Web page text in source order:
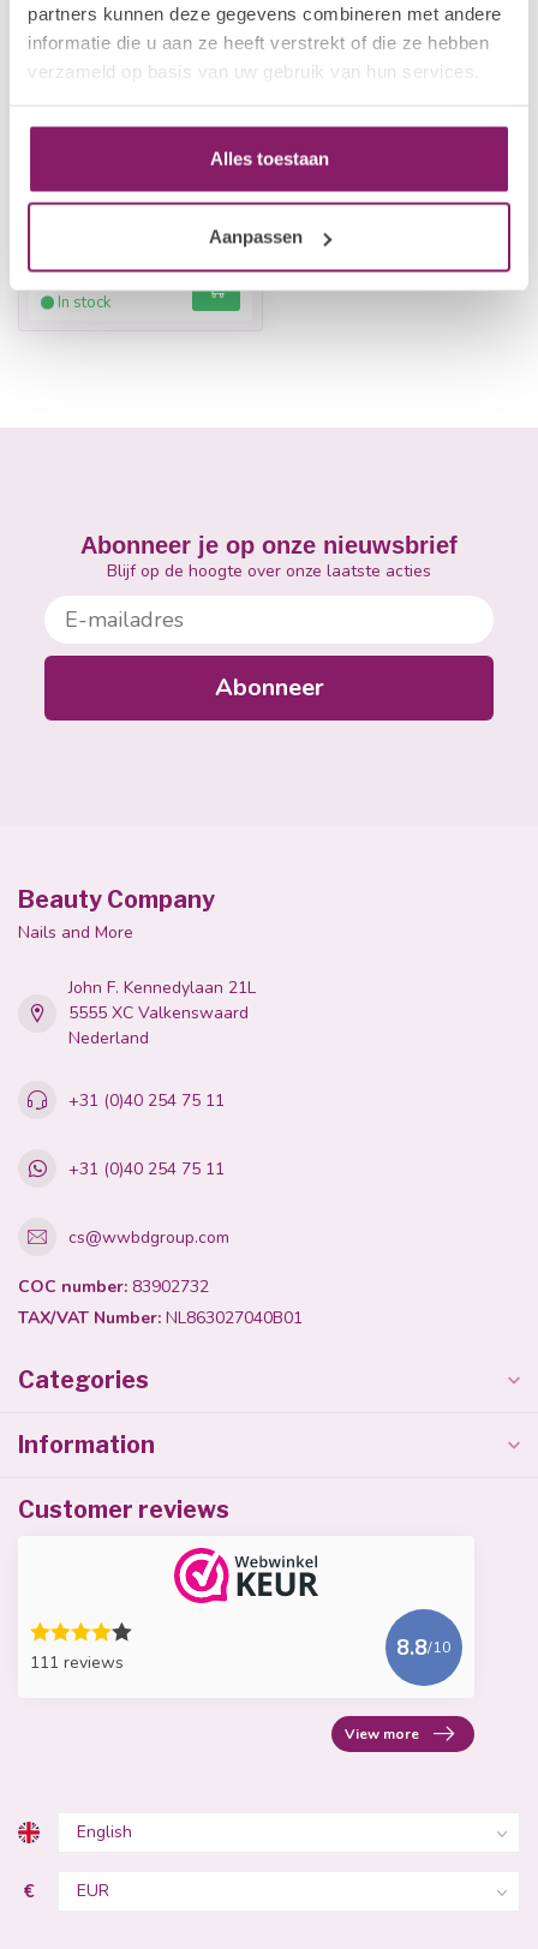
partners kunnen deze gegevens combineren met andere
informatie die u aan ze heeft verstrekt of die ze hebben
verzameld op basis van uw gebruik van hun services.
Alles toestaan
Aanpassen
ELIM
€19,97
In stock
Abonneer je op onze nieuwsbrief
Blijf op de hoogte over onze laatste acties
E-mailadres
Abonneer
Beauty Company
Nails and More
John F. Kennedylaan 21L
5555 XC Valkenswaard
Nederland
+31 (0)40 254 75 11
+31 (0)40 254 75 11
cs@wwbdgroup.com
COC number: 83902732
TAX/VAT Number: NL863027040B01
Categories
Information
Customer reviews
111 reviews
8.8/10
View more
€